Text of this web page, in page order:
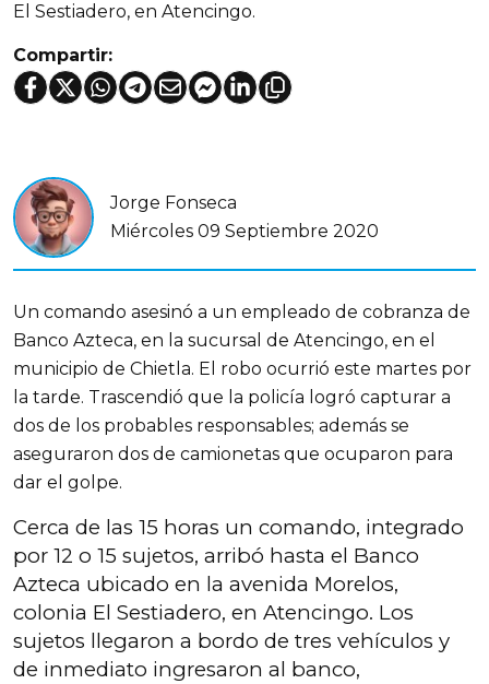
El Sestiadero, en Atencingo.
Compartir:
Jorge Fonseca
Miércoles 09 Septiembre 2020
Un comando asesinó a un empleado de cobranza de
Banco Azteca, en la sucursal de Atencingo, en el
municipio de Chietla. El robo ocurrió este martes por
la tarde. Trascendió que la policía logró capturar a
dos de los probables responsables; además se
aseguraron dos de camionetas que ocuparon para
dar el golpe.
Cerca de las 15 horas un comando, integrado
por 12 o 15 sujetos, arribó hasta el Banco
Azteca ubicado en la avenida Morelos,
colonia El Sestiadero, en Atencingo. Los
sujetos llegaron a bordo de tres vehículos y
de inmediato ingresaron al banco,